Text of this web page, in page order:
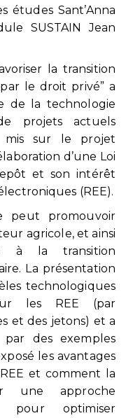
études Sant’Anna
SUSTAIN Jean
la transition
le droit privé” a
de la technologie
projets actuels
mis sur le projet
d’une Loi
et son intérêt
(REE).
peut promouvoir
agricole, et ainsi
à la transition
La présentation
technologiques
les REE (par
et des jetons) et a
des exemples
les avantages
et comment la
une approche
pour optimiser